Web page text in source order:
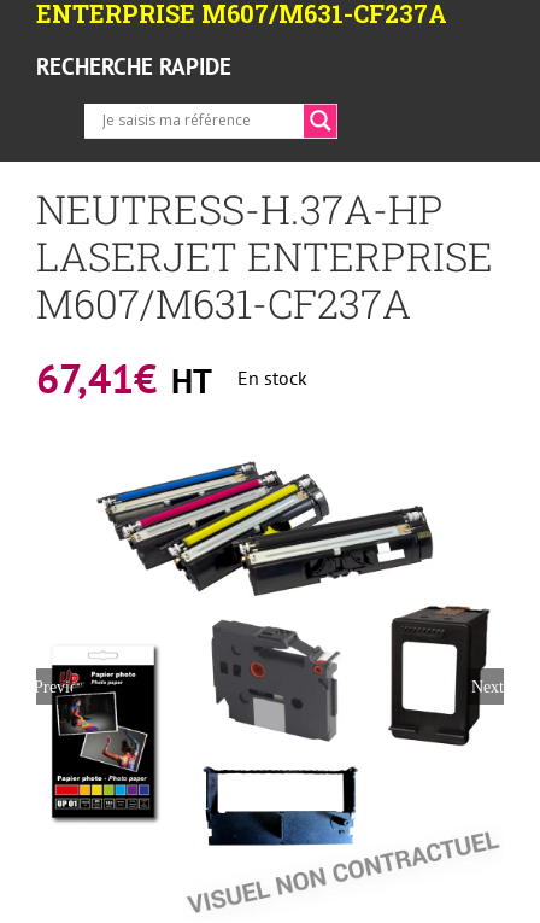
ENTERPRISE M607/M631-CF237A
RECHERCHE RAPIDE
NEUTRESS-H.37A-HP
LASERJET ENTERPRISE
M607/M631-CF237A
67,41€ HT En stock
Previous Next